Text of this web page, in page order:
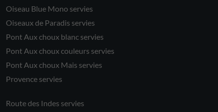
Oiseau Blue Mono servies
Oiseaux de Paradis servies
Pont Aux choux blanc servies
Pont Aux choux couleurs servies
Pont Aux choux Mais servies
Provence servies
Route des Indes servies